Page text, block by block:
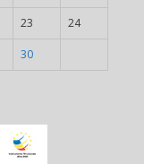
23 24
30